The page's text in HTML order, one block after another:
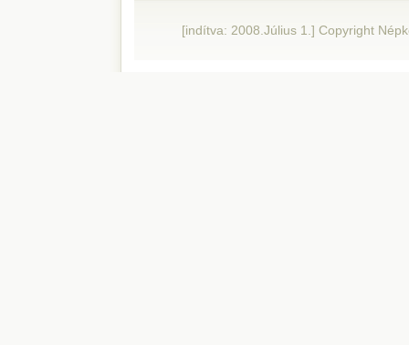
[indítva: 2008.Július 1.] Copyright